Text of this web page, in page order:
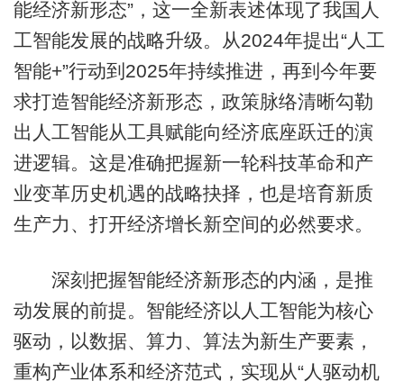
能经济新形态”，这一全新表述体现了我国人
工智能发展的战略升级。从2024年提出“人工
智能+”行动到2025年持续推进，再到今年要
求打造智能经济新形态，政策脉络清晰勾勒
出人工智能从工具赋能向经济底座跃迁的演
进逻辑。这是准确把握新一轮科技革命和产
业变革历史机遇的战略抉择，也是培育新质
生产力、打开经济增长新空间的必然要求。
深刻把握智能经济新形态的内涵，是推
动发展的前提。智能经济以人工智能为核心
驱动，以数据、算力、算法为新生产要素，
重构产业体系和经济范式，实现从“人驱动机